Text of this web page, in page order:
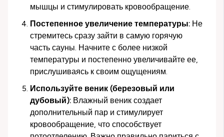
мышцы и стимулировать кровообращение.
Постепенное увеличение температуры: Не
стремитесь сразу зайти в самую горячую
часть сауны. Начните с более низкой
температуры и постепенно увеличивайте ее,
прислушиваясь к своим ощущениям.
Используйте веник (березовый или
дубовый): Влажный веник создает
дополнительный пар и стимулирует
кровообращение, что способствует